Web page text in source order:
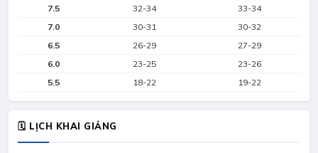
7.5 32-34
33-34
7.0
30-31
30-32
6.5
26-29
27-29
6.0
23-25
23-26
5.5
18-22 19-22
🗓 LỊCH KHAI GIẢNG